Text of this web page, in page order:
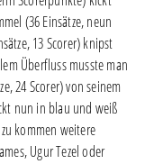
(36 Einsätze, neun
13 Scorer) knipst
Überfluss musste man
24 Scorer) von seinem
nun in blau und weiß
kommen weitere
Ugur Tezel oder